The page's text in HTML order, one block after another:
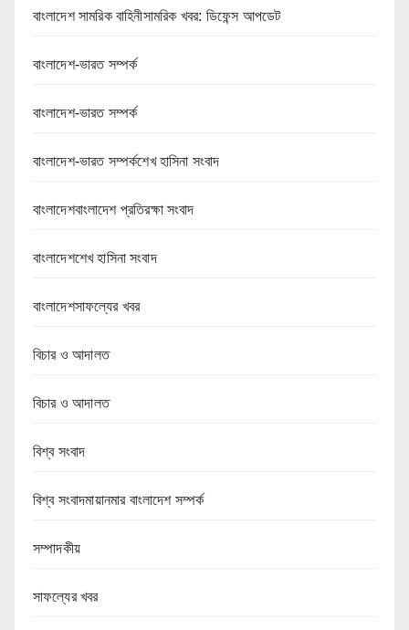
বাংলাদেশ সামরিক বাহিনীসামরিক খবর: ডিফেন্স আপডেট
বাংলাদেশ-ভারত সম্পর্ক
বাংলাদেশ-ভারত সম্পর্ক
বাংলাদেশ-ভারত সম্পর্কশেখ হাসিনা সংবাদ
বাংলাদেশবাংলাদেশ প্রতিরক্ষা সংবাদ
বাংলাদেশশেখ হাসিনা সংবাদ
বাংলাদেশসাফল্যের খবর
বিচার ও আদালত
বিচার ও আদালত
বিশ্ব সংবাদ
বিশ্ব সংবাদমায়ানমার বাংলাদেশ সম্পর্ক
সম্পাদকীয়
সাফল্যের খবর